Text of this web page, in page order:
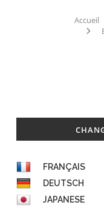
Accueil
FRANÇAIS
DEUTSCH
JAPANESE